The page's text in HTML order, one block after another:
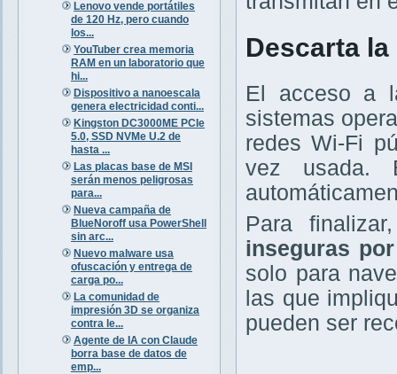
Lenovo vende portátiles
de 120 Hz, pero cuando
los...
YouTuber crea memoria
RAM en un laboratorio que
hi...
Dispositivo a nanoescala
genera electricidad conti...
Kingston DC3000ME PCIe
5.0, SSD NVMe U.2 de
hasta ...
Las placas base de MSI
serán menos peligrosas
para...
Nueva campaña de
BlueNoroff usa PowerShell
sin arc...
Nuevo malware usa
ofuscación y entrega de
carga po...
La comunidad de
impresión 3D se organiza
contra le...
Agente de IA con Claude
borra base de datos de
emp...
Descarta
El acceso a
sistemas
redes Wi-Fi
vez usada.
Para
inseguras
solo para
las que
pueden ser